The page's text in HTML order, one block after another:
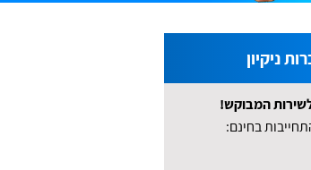
ניקיון
המבוקש!